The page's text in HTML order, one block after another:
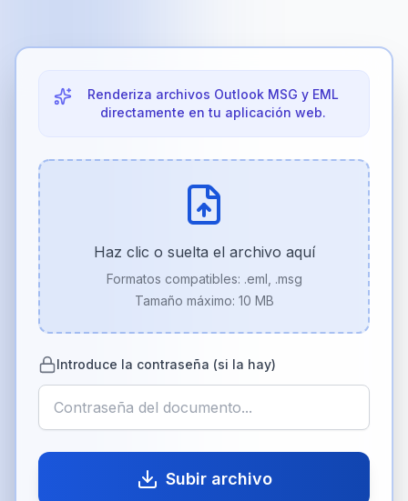
Renderiza archivos Outlook MSG y EML
directamente en tu aplicación web.
Haz clic o suelta el archivo aquí
Formatos compatibles: .eml, .msg
Tamaño máximo: 10 MB
Introduce la contraseña (si la hay)
Subir archivo